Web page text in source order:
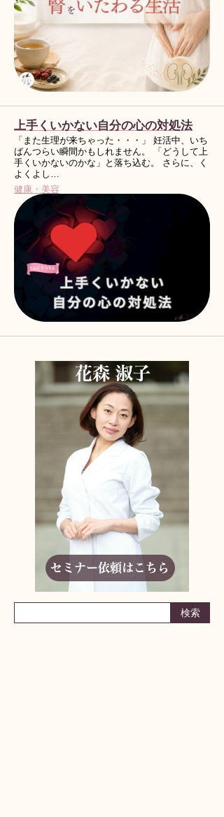
上手くいかない自分の心の対処法
「また生理が来ちゃった・・・」 妊活中、いち
ばんつらい瞬間かもしれません。 「どうして上
手くいかないのかな」と落ち込む。 さらに、く
よくよし…
健康・美容